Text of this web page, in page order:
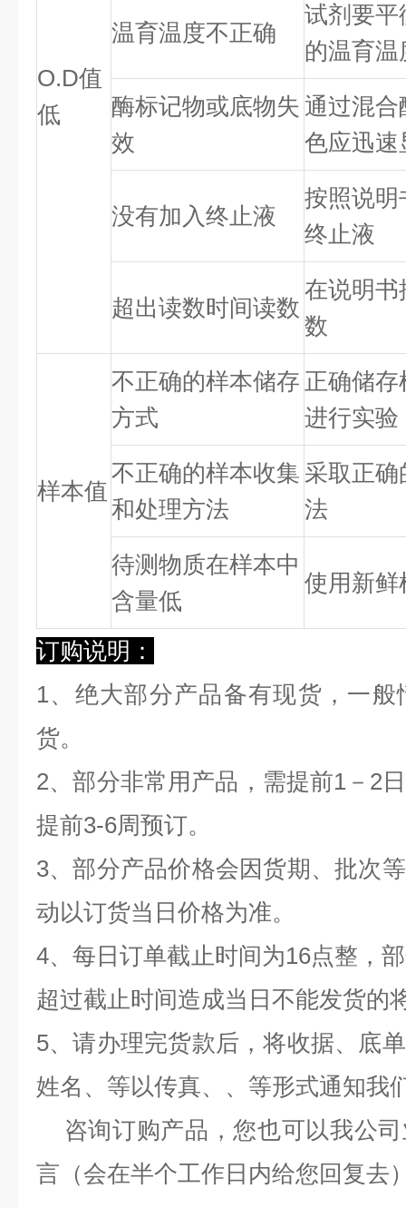
O.D值
低
温育温度不正确
试剂要平
的温育温
酶标记物或底物失
效
通过混
色应迅速
没有加入终止液
按照说明
终止液
超出读数时间读数
在说明书
数
样本值
不正确的样本储存
方式
正确储
进行实验
不正确的样本收集
和处理方法
采取正
法
待测物质在样本中
含量低
使用新鲜
订购说明：
1、绝大部分产品备有现货，一
货。
2、部分非常用产品，需提前1－2
提前3-6周预订。
3、部分产品价格会因货期、批次
动以订货当日价格为准。
4、每日订单截止时间为16点整，
超过截止时间造成当日不能发货的
5、请办理完货款后，将收据、底
姓名、等以传真、、等形式通知我
咨询订购产品，您也可以我公
言（会在半个工作日内给您回复去